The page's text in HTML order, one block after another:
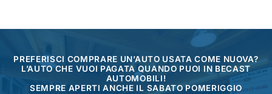
PREFERISCI COMPRARE UN’AUTO USATA COME NUOVA?
L’AUTO CHE VUOI PAGATA QUANDO PUOI IN BECAST
AUTOMOBILI!
SEMPRE APERTI ANCHE IL SABATO POMERIGGIO